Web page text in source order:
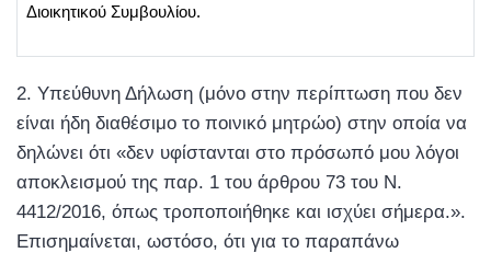
Διοικητικού Συμβουλίου.
Υπεύθυνη Δήλωση (μόνο στην περίπτωση που δεν
είναι ήδη διαθέσιμο το ποινικό μητρώο) στην οποία να
δηλώνει ότι «δεν υφίστανται στο πρόσωπό μου λόγοι
αποκλεισμού της παρ. 1 του άρθρου 73 του Ν.
4412/2016, όπως τροποποιήθηκε και ισχύει σήμερα.».
Επισημαίνεται, ωστόσο, ότι για το παραπάνω